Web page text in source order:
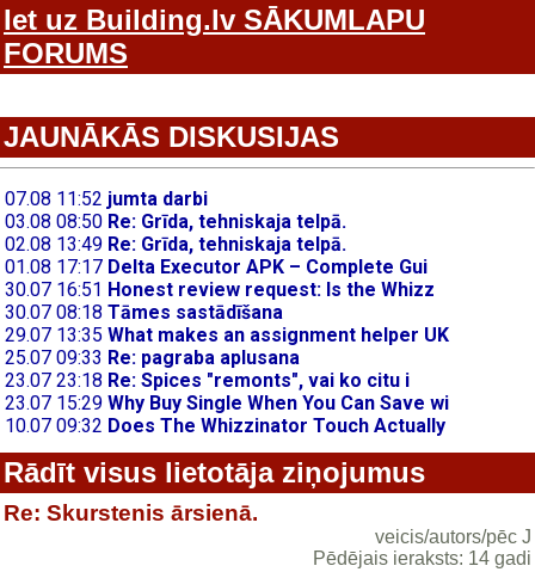
Iet uz Building.lv SĀKUMLAPU
FORUMS
JAUNĀKĀS DISKUSIJAS
Rādīt visus lietotāja ziņojumus
Re: Skurstenis ārsienā.
veicis/autors/pēc J
Pēdējais ieraksts: 14 gadi